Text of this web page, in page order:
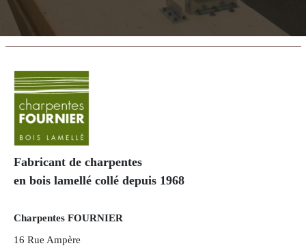
Fabricant de charpentes
en bois lamellé collé depuis 1968
Charpentes FOURNIER
16 Rue Ampère